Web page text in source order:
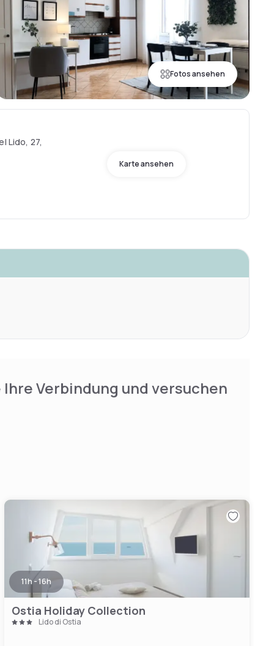
Fotos ansehen
Lido, 27,
Karte ansehen
Verbindung und versuchen
11h - 16h
Ostia Holiday Collection
Lido di Ostia